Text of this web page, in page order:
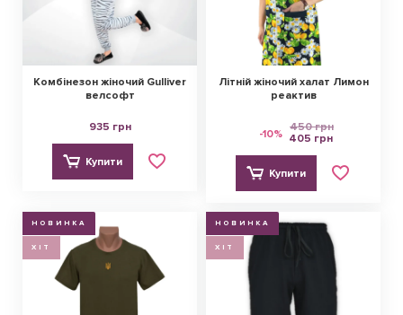
Комбінезон жіночий Gulliver
велсофт
935 грн
Купити
Літній жіночий халат Лимон
реактив
-10% 450 грн
405 грн
Купити
НОВИНКА
ХІТ
НОВИНКА
ХІТ